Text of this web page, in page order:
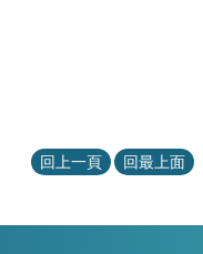
回上一頁 回最上面